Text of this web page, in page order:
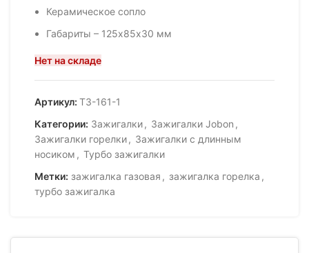
Керамическое сопло
Габариты – 125х85х30 мм
Нет на складе
Артикул: ТЗ-161-1
Категории: Зажигалки, Зажигалки Jobon ,
Зажигалки горелки, Зажигалки с длинным
носиком , Турбо зажигалки
Метки: зажигалка газовая , зажигалка горелка ,
турбо зажигалка